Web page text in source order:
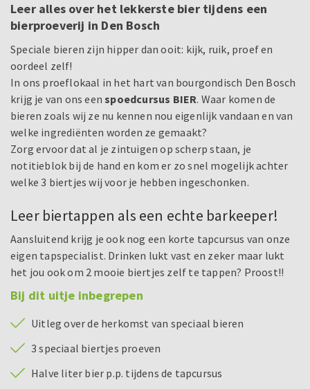
Leer alles over het lekkerste bier tijdens een
bierproeverij in Den Bosch
Speciale bieren zijn hipper dan ooit: kijk, ruik, proef en
oordeel zelf!
In ons proeflokaal in het hart van bourgondisch Den Bosch
krijg je van ons eenspoedcursus BIER. Waar komen de
bieren zoals wij ze nu kennen nou eigenlijk vandaan en van
welke ingrediënten worden ze gemaakt?
Zorg ervoor dat al je zintuigen op scherp staan, je
notitieblok bij de hand en kom er zo snel mogelijk achter
welke 3 biertjes wij voor je hebben ingeschonken.
Leer biertappen als een echte barkeeper!
Aansluitend krijg je ook nog een korte tapcursus van onze
eigen tapspecialist. Drinken lukt vast en zeker maar lukt
het jou ook om 2 mooie biertjes zelf te tappen? Proost!!
Bij dit uitje inbegrepen
Uitleg over de herkomst van speciaal bieren
3 speciaal biertjes proeven
Halve liter bier p.p. tijdens de tapcursus